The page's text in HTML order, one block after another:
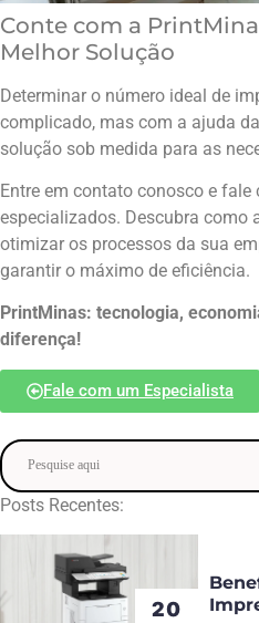
Conte com a
Melhor Solução
Determinar o número ideal de
complicado, mas com a ajuda da
solução sob medida para as
Entre em contato conosco e
especializados. Descubra como
otimizar os processos da sua
garantir o máximo de eficiência.
PrintMinas: tecnologia,
diferença!
Fale com um Especialista
Posts Recentes:
20